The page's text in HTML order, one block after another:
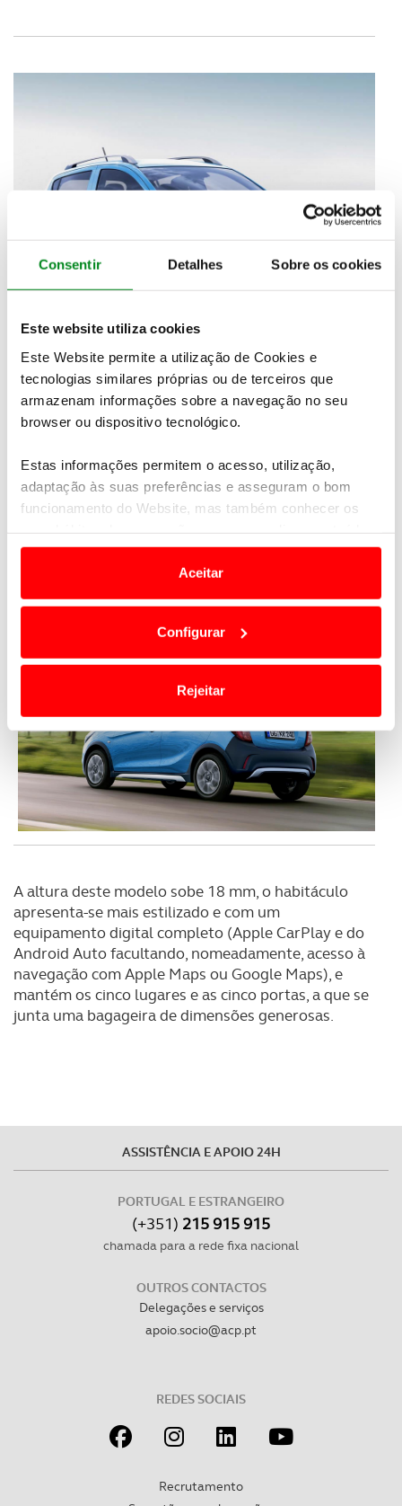
Consentir Detalhes Sobre os cookies
Este website utiliza cookies
Este Website permite a utilização de Cookies e
tecnologias similares próprias ou de terceiros que
armazenam informações sobre a navegação no seu
browser ou dispositivo tecnológico.
Estas informações permitem o acesso, utilização,
adaptação às suas preferências e asseguram o bom
funcionamento do Website, mas também conhecer os
e anúncios de modo a promover produtos e/ou serviços.
Em alguns casos, a utilização destas tecnologias
termos e a todo o tempo as suas preferências e limitando
o acesso a informações durante a navegação no
personalizar conteúdos e anúncios, para lhe proporcionar
funcionalidades de redes sociais, bem como para
analisar dados de navegação no nosso website.
Adicionalmente partilhamos informação, relativa à sua
O ACP garantirá que as transferências internacionais de
dados pessoais serão realizadas apenas com o seu
consentimento e quando tal se afigure estritamente
necessário no contexto dos serviços a prestar.
Realçamos que o bloqueio de certo tipo de Cookies e
Aceitar
Configurar
Rejeitar
A altura deste modelo sobe 18 mm, o habitáculo
apresenta-se mais estilizado e com um
equipamento digital completo (Apple CarPlay e do
Android Auto facultando, nomeadamente, acesso à
navegação com Apple Maps ou Google Maps), e
mantém os cinco lugares e as cinco portas, a que se
junta uma bagageira de dimensões generosas.
ASSISTÊNCIA E APOIO 24H
PORTUGAL E ESTRANGEIRO
(+351) 215 915 915
chamada para a rede fixa nacional
OUTROS CONTACTOS
Delegações e serviços
apoio.socio@acp.pt
REDES SOCIAIS
Recrutamento